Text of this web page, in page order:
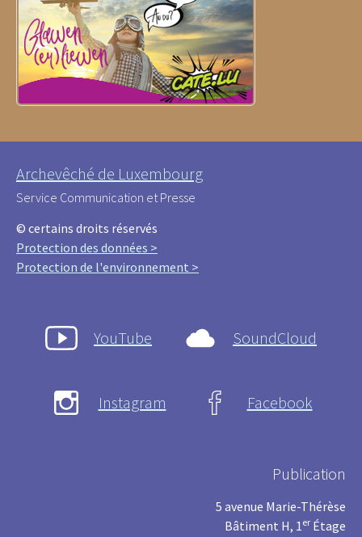
Archevêché de Luxembourg
Service Communication et Presse
© certains droits réservés
Protection des données >
Protection de l'environnement >
YouTube SoundCloud
Instagram Facebook
Publication
5 avenue Marie-Thérèse
Bâtiment H, 1 er Étage